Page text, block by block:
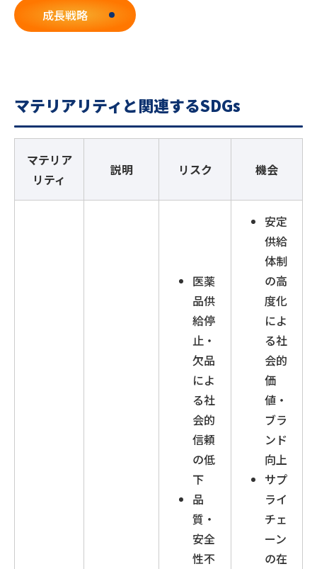
成長戦略
マテリアリティと関連するSDGs
マテリア
リティ
説明 リスク 機会
医薬
品供
給停
止・
欠品
によ
る社
会的
信頼
の低
下
品
質・
安全
性不
安定
供給
体制
の高
度化
によ
る社
会的
価
値・
ブラ
ンド
向上
サプ
ライ
チェ
ーン
の在